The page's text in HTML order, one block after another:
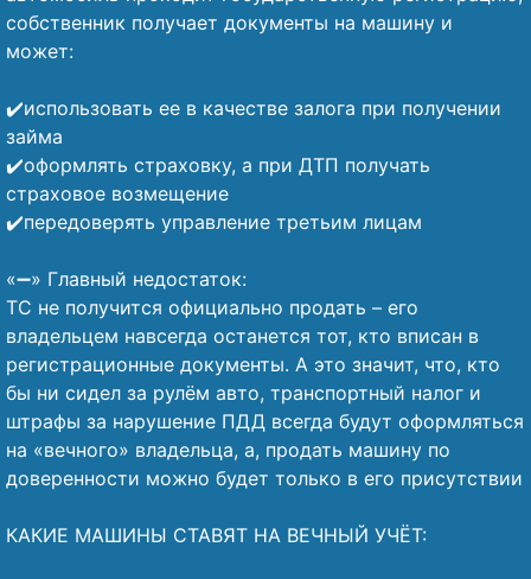
собственник получает документы на машину и
может:
✔️использовать ее в качестве залога при получении
займа
✔️оформлять страховку, а при ДТП получать
страховое возмещение
✔️передоверять управление третьим лицам
«➖» Главный недостаток:
ТС не получится официально продать – его
владельцем навсегда останется тот, кто вписан в
регистрационные документы. А это значит, что, кто
бы ни сидел за рулём авто, транспортный налог и
штрафы за нарушение ПДД всегда будут оформляться
на «вечного» владельца, а, продать машину по
доверенности можно будет только в его присутствии
КАКИЕ МАШИНЫ СТАВЯТ НА ВЕЧНЫЙ УЧЁТ: